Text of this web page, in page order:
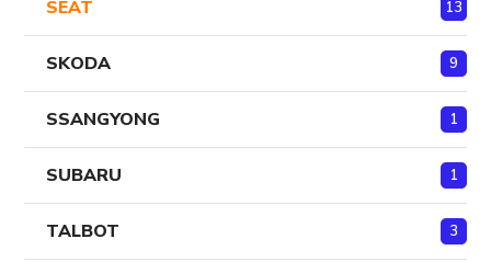
SEAT 13
SKODA 9
SSANGYONG 1
SUBARU 1
TALBOT 3